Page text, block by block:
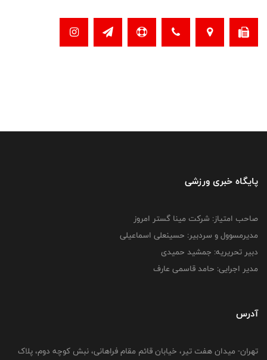
پایگاه خبری ورزشی
صاحب امتیاز: شرکت مینا گستر امروز
مدیرمسوول و سردبیر: حسینعلی اسماعیلی
دبیر تحریریه: جمشید حمیدی
مدیر اجرایی: حامد قاسمی عارف
آدرس
تهران- میدان هفت تیر، خیابان قائم مقام فراهانی، نبش کوچه دوم، پلاک